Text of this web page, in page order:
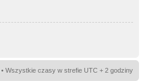
• Wszystkie czasy w strefie UTC + 2 godziny